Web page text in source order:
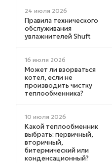
24 июля 2026
Правила технического
обслуживания
увлажнителей Shuft
16 июля 2026
Может ли взорваться
котел, если не
производить чистку
теплообменника?
10 июля 2026
Какой теплообменник
выбрать: первичный,
вторичный,
битермический или
конденсационный?